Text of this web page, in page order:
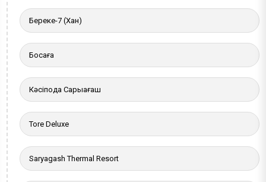
Береке-7 (Хан)
Босаға
Кәсіподақ Сарыағаш
Tore Deluxe
Saryagash Thermal Resort